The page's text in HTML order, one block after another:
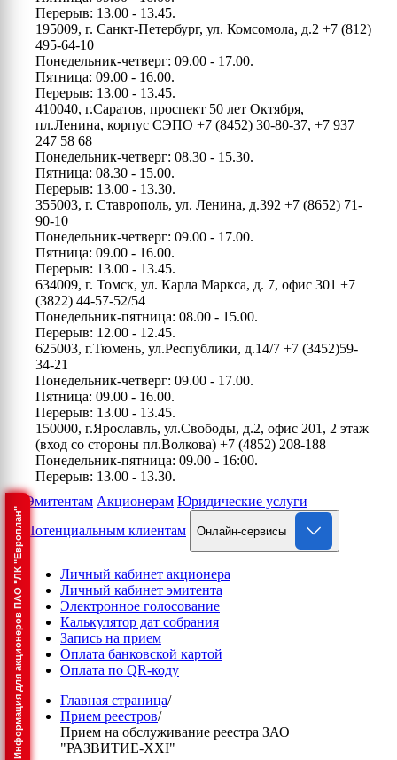
Информация для акционеров ПАО "ЛК "Европлан"
Перерыв: 13.00 - 13.45.
195009, г. Санкт-Петербург, ул. Комсомола, д.2 +7 (812)
495-64-10
Понедельник-четверг: 09.00 - 17.00.
Пятница: 09.00 - 16.00.
Перерыв: 13.00 - 13.45.
410040, г.Саратов, проспект 50 лет Октября,
пл.Ленина, корпус СЭПО +7 (8452) 30-80-37, +7 937
247 58 68
Понедельник-четверг: 08.30 - 15.30.
Пятница: 08.30 - 15.00.
Перерыв: 13.00 - 13.30.
355003, г. Ставрополь, ул. Ленина, д.392 +7 (8652) 71-
90-10
Понедельник-четверг: 09.00 - 17.00.
Пятница: 09.00 - 16.00.
Перерыв: 13.00 - 13.45.
634009, г. Томск, ул. Карла Маркса, д. 7, офис 301 +7
(3822) 44-57-52/54
Понедельник-пятница: 08.00 - 15.00.
Перерыв: 12.00 - 12.45.
625003, г.Тюмень, ул.Республики, д.14/7 +7 (3452)59-
34-21
Понедельник-четверг: 09.00 - 17.00.
Пятница: 09.00 - 16.00.
Перерыв: 13.00 - 13.45.
150000, г.Ярославль, ул.Свободы, д.2, офис 201, 2 этаж
(вход со стороны пл.Волкова) +7 (4852) 208-188
Понедельник-пятница: 09.00 - 16:00.
Перерыв: 13.00 - 13.30.
Эмитентам Акционерам Юридические услуги
Потенциальным клиентам
Онлайн-сервисы
Личный кабинет акционера
Личный кабинет эмитента
Электронное голосование
Калькулятор дат собрания
Запись на прием
Оплата банковской картой
Оплата по QR-коду
Главная страница/
Прием реестров/
Прием на обслуживание реестра ЗАО
"РАЗВИТИЕ-XXI"